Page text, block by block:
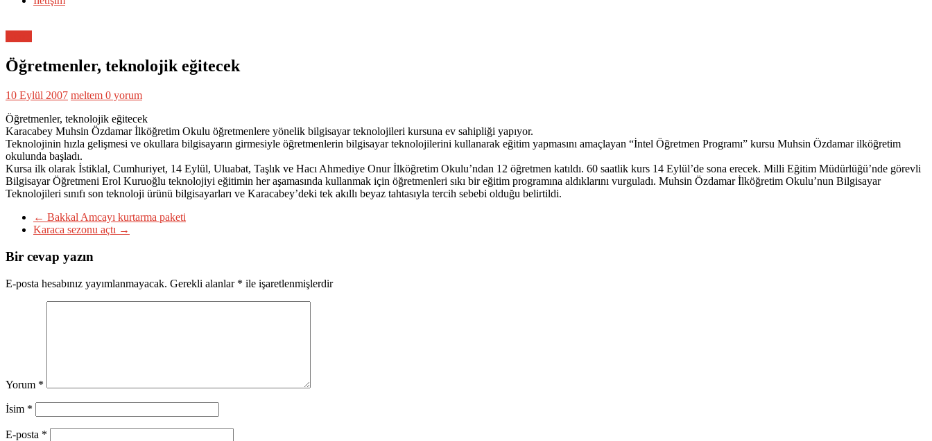
Öğretmenler, teknolojik eğitecek
10 Eylül 2007 meltem 0 yorum
Öğretmenler, teknolojik eğitecek
Karacabey Muhsin Özdamar İlköğretim Okulu öğretmenlere yönelik bilgisayar teknolojileri kursuna ev sahipliği yapıyor.
Teknolojinin hızla gelişmesi ve okullara bilgisayarın girmesiyle öğretmenlerin bilgisayar teknolojilerini kullanarak eğitim yapmasını amaçlayan “İntel Öğretmen Programı” kursu Muhsin Özdamar ilköğretim
okulunda başladı.
Kursa ilk olarak İstiklal, Cumhuriyet, 14 Eylül, Uluabat, Taşlık ve Hacı Ahmediye Onur İlköğretim Okulu’ndan 12 öğretmen katıldı. 60 saatlik kurs 14 Eylül’de sona erecek. Milli Eğitim Müdürlüğü’nde görevli
Bilgisayar Öğretmeni Erol Kuruoğlu teknolojiyi eğitimin her aşamasında kullanmak için öğretmenleri sıkı bir eğitim programına aldıklarını vurguladı. Muhsin Özdamar İlköğretim Okulu’nun Bilgisayar
Teknolojileri sınıfı son teknoloji ürünü bilgisayarları ve Karacabey’deki tek akıllı beyaz tahtasıyla tercih sebebi olduğu belirtildi.
← Bakkal Amcayı kurtarma paketi
Karaca sezonu açtı →
Bir cevap yazın
E-posta hesabınız yayımlanmayacak. Gerekli alanlar * ile işaretlenmişlerdir
Yorum *
İsim *
E-posta *